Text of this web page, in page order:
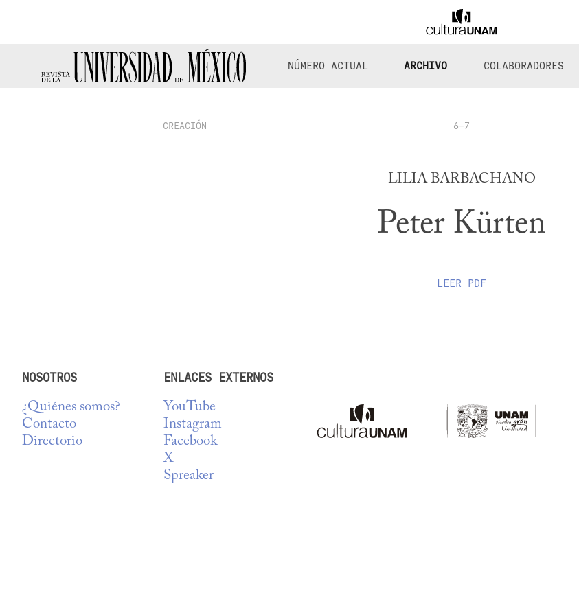
NÚMERO ACTUAL ARCHIVO COLABORADORES
CREACIÓN 6-7
LILIA BARBACHANO
Peter Kürten
LEER PDF
NOSOTROS
¿Quiénes somos?
Contacto
Directorio
ENLACES EXTERNOS
YouTube
Instagram
Facebook
X
Spreaker